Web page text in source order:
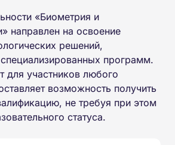
«Биометрия и
направлен на освоение
решений,
программ.
для участников любого
возможность получить
не требуя при этом
статуса.